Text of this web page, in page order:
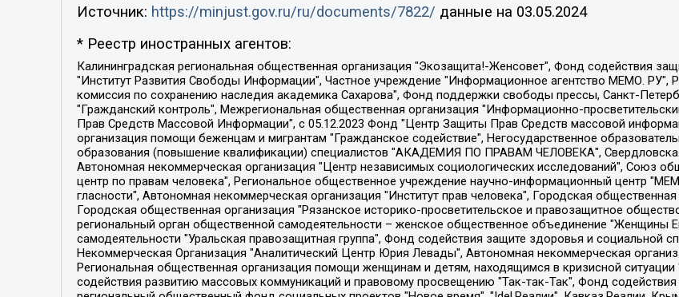
Источник: https://minjust.gov.ru/ru/documents/7822/ данные на 03.05.2024
* Реестр иностранных агентов:
Калининградская региональная общественная организация "Экозащита!-Женсовет", Фонд содействия защите прав и свобод граждан "Общественный вердикт", Фонд "Институт Развития Свободы Информации", Частное учреждение "Информационное агентство МЕМО. РУ", Региональная общественная организация "Общественная комиссия по сохранению наследия академика Сахарова", Фонд поддержки свободы прессы, Санкт-Петербургская общественная правозащитная организация "Гражданский контроль", Межрегиональная общественная организация "Информационно-просветительский центр "Мемориал", Региональный Фонд "Центр Защиты Прав Средств Массовой Информации", с 05.12.2023 Фонд "Центр Защиты Прав Средств массовой информации", Региональная общественная благотворительная организация помощи беженцам и мигрантам "Гражданское содействие", Негосударственное образовательное учреждение дополнительного профессионального образования (повышение квалификации) специалистов "АКАДЕМИЯ ПО ПРАВАМ ЧЕЛОВЕКА", Свердловская региональная общественная организация "Сутяжник", Автономная некоммерческая организация "Центр независимых социологических исследований", Союз общественных объединений "Российский исследовательский центр по правам человека", Региональное общественное учреждение научно-информационный центр "МЕМОРИАЛ", Некоммерческая организация "Фонд защиты гласности", Автономная некоммерческая организация "Институт прав человека", Городская общественная организация "Екатеринбургское общество "МЕМОРИАЛ", Городская общественная организация "Рязанское историко-просветительское и правозащитное общество "Мемориал" (Рязанский Мемориал), Челябинский региональный орган общественной самодеятельности – женское общественное объединение "Женщины Евразии", Челябинский региональный орган общественной самодеятельности "Уральская правозащитная группа", Фонд содействия защите здоровья и социальной справедливости имени Андрея Рылькова, Автономная Некоммерческая Организация "Аналитический Центр Юрия Левады", Автономная некоммерческая организация социальной поддержки населения "Проект Апрель", Региональная общественная организация помощи женщинам и детям, находящимся в кризисной ситуации "Информационно-методический центр "Анна", Фонд содействия развитию массовых коммуникаций и правовому просвещению "Так-так-Так", Фонд содействия устойчивому развитию "Серебряная тайга", Свердловский региональный общественный фонд социальных проектов "Новое время", "Idel.Реалии", Кавказ.Реалии, Крым.Реалии, Телеканал Настоящее Время, Татаро-башкирская служба Радио Свобода (Azatliq Radiosi), Радио Свободная Европа/Радио Свобода (PCE/PC), "Сибирь.Реалии", "Фактограф", Благотворительный фонд помощи осужденным и их семьям, Автономная некоммерческая организация "Институт глобализации и социальных движений", Фонд "В защиту прав заключенных", Частное учреждение "Центр поддержки и содействия развитию средств массовой информации", Пензенский региональный общественный благотворительный фонд "Гражданский союз", "Север.Реалии", Некоммерческая организация Фонд "Правовая инициатива", Общество с ограниченной ответственностью "Радио Свободная Европа/Радио Свобода", Чешское информационное агентство "MEDIUM-ORIENT", Красноярская региональная общественная организация "Мы против СПИДа", Камалягин Денис Николаевич, Маркелов Сергей Евгеньевич, Пономарев Лев Александрович, Савицкая Людмила Алексеевна, Автономная некоммерческая организация "Центр по работе с проблемой насилия "НАСИЛИЮ.НЕТ", Межрегиональный профессиональный союз работников здравоохранения "Альянс врачей", Юридическое лицо, зарегистрированное в Латвийской Республике, SIA "Medusa Project" (регистрационный номер 40103797863, дата регистрации 10.06.2014), Некоммерческая организация "Фонд по борьбе с коррупцией", Автономная некоммерческая организация "Институт права и публичной политики", Баданин Роман Сергеевич, Гликин Максим Александрович, Железнова Мария Михайловна, Лукьянова Юлия Сергеевна, Маетная Елизавета Витальевна, Маняхин Петр Борисович, Чуракова Ольга Владимировна, Ярош Юлия Петровна, Юридическое лицо "The Insider SIA", зарегистрированное в Риге, Латвийская Республика (дата регистрации 26.06.2015), являющееся администратором доменного имени интернет-издания "The Insider SIA", https://theins.ru, Постернак Алексей Евгеньевич, Рубин Михаил Аркадьевич, Анин Роман Александрович, Юридическое лицо Istories fonds, зарегистрированное в Латвийской Республике (регистрационный номер 50008295751, дата регистрации 24.02.2020), Великовский Дмитрий Александрович, Долинина Ирина Николаевна, Мароховская Алеся Алексеевна, Шлейнов Роман Юрьевич, Шмагун Олеся Валентиновна, Общество с ограниченной ответственностью "Альтаир 2021", Общество с ограниченной ответственностью "Вега 2021", Общество с ограниченной ответственностью "Главный редактор 2021", Общество с ограниченной ответственностью "Ромашки монолит", Важенков Артем Валерьевич, Ивановская областная общественная организация "Центр гендерных исследований", Гурман Юрий Альбертович, Медиапроект "ОВД-Инфо", Егоров Владимир Владимирович, Жилинский Владимир Александрович, Общество с ограниченной ответственностью "ЗП", Иванова София Юрьевна, Карезина Инна Павловна, Кильтау Екатерина Викторовна, Петров Алексей Викторович, Пискунов Сергей Евгеньевич, Смирнов Сергей Сергеевич, Тихонов Михаил Сергеевич, Общество с ограниченной ответственностью "ЖУРНАЛИСТ-ИНОСТРАННЫЙ АГЕНТ", Арапова Галина Юрьевна, Вольтская Татьяна Анатольевна, Американская компания "Mason G.E.S. Anonymous Foundation" (США), являющаяся владельцем интернет-издания https://mnews.world/, Компания "Stichting Bellingcat", зарегистрированная в Нидерландах (дата регистрации 11.07.2018), Захаров Андрей Вячеславович, Клепиковская Екатерина Дмитриевна, Общество с ограниченной ответственностью "МЕМО", Перл Роман Александрович, Симонов Евгений Алексеевич, Соловьева Елена Анатольевна, Сотников Даниил Владимирович, Сурначева Елизавета Дмитриевна, Автономная некоммерческая организация по защите прав человека и информированию населения "Якутия – Наше Мнение", Общество с ограниченной ответственностью "Москоу диджитал медиа", с 26.01.2023 Общество с ограниченной ответственностью "Чайка Белые сады", Ветошкина Валерия Валерьевна, Заговора Максим Александрович, Межрегиональное общественное движение "Российская ЛГБТ - сеть", Оленичев Максим Владимирович, Павлов Иван Юрьевич, Скворцова Елена Сергеевна, Общество с